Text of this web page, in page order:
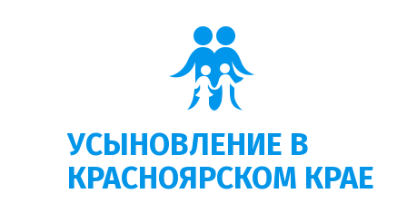
УСЫНОВЛЕНИЕ В
КРАСНОЯРСКОМ КРАЕ